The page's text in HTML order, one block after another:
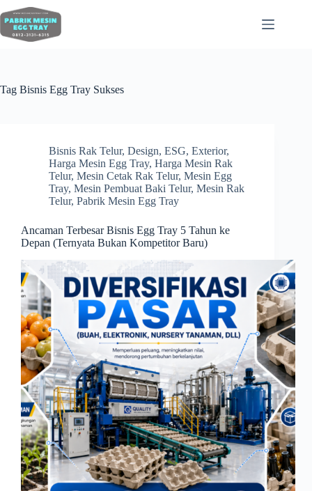
Tag Bisnis Egg Tray Sukses
Bisnis Rak Telur, Design, ESG, Exterior,
Harga Mesin Egg Tray, Harga Mesin Rak
Telur, Mesin Cetak Rak Telur, Mesin Egg
Tray, Mesin Pembuat Baki Telur, Mesin Rak
Telur, Pabrik Mesin Egg Tray
Ancaman Terbesar Bisnis Egg Tray 5 Tahun ke
Depan (Ternyata Bukan Kompetitor Baru)